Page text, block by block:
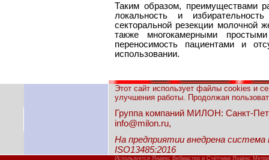
Таким образом, преимуществами
локальность и
секторальной резекции молочной
также многокамерными
переносимость пациентами и
использовании.
Этот сайт использует файлы cookies и
улучшения работы. Продолжая
Группа компаний МИЛОН: Санкт-
info@milon.ru,
На предприятии внедрена
ISO13485:2016
Используется Яндекс Вебмастер и Счётчики Яндекс